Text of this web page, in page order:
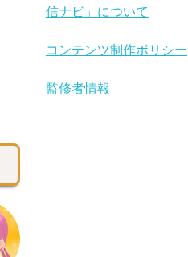
信ナビ」について
コンテンツ制作ポリシー
監修者情報